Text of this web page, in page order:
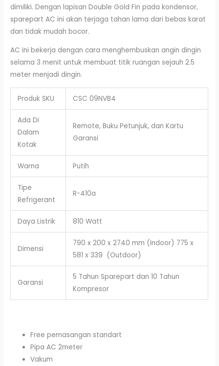
dimiliki. Dengan lapisan Double Gold Fin pada kondensor,
sparepart AC ini akan terjaga tahan lama dari bebas karat
dan tidak mudah bocor.
AC ini bekerja dengan cara menghembuskan angin dingin
selama 3 menit untuk membuat titik ruangan sejauh 2.5
meter menjadi dingin.
Produk SKU CSC 09NVB4
Ada Di
Dalam
Kotak
Remote, Buku Petunjuk, dan Kartu
Garansi
Warna Putih
Tipe
Refrigerant
R-410a
Daya Listrik 810 Watt
Dimensi
790 x 200 x 2740 mm (Indoor) 775 x
581 x 339 (Outdoor)
Garansi
5 Tahun Sparepart dan 10 Tahun
Kompresor
Free pemasangan standart
Pipa AC 2meter
Vakum